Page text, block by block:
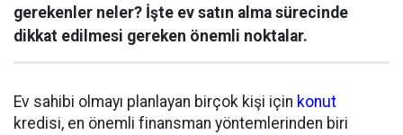
gerekenler neler? İşte ev satın alma sürecinde
dikkat edilmesi gereken önemli noktalar.
Ev sahibi olmayı planlayan birçok kişi için konut
kredisi, en önemli finansman yöntemlerinden biri